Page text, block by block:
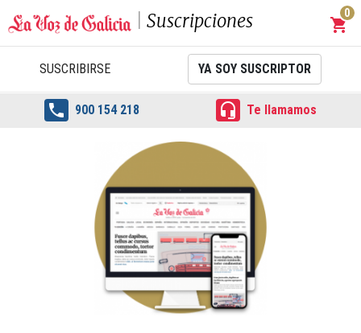
Suscripciones shopping_cart
0
SUSCRIBIRSE YA SOY SUSCRIPTOR
 900 154 218  Te llamamos